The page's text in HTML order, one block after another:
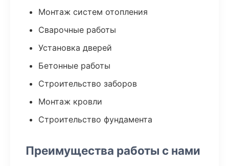
Монтаж систем отопления
Сварочные работы
Установка дверей
Бетонные работы
Строительство заборов
Монтаж кровли
Строительство фундамента
Преимущества работы с нами